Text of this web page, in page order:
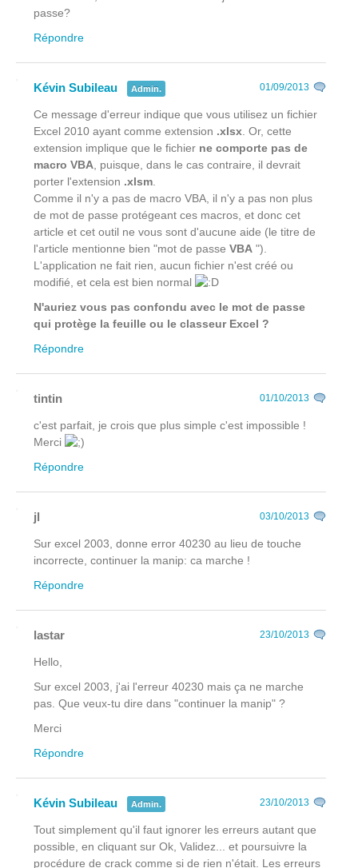
passe?
Répondre
Kévin Subileau Admin. 01/09/2013
Ce message d'erreur indique que vous utilisez un fichier
Excel 2010 ayant comme extension .xlsx . Or, cette
extension implique que le fichier ne comporte pas de
macro VBA , puisque, dans le cas contraire, il devrait
porter l'extension .xlsm
Comme il n'y a pas de macro VBA, il n'y a pas non plus
de mot de passe protégeant ces macros, et donc cet
article et cet outil ne vous sont d'aucune aide (le titre de
l'article mentionne bien "mot de passe VBA ").
L'application ne fait rien, aucun fichier n'est créé ou
modifié, et cela est bien normal
N'auriez vous pas confondu avec le mot de passe
qui protège la feuille ou le classeur Excel ?
Répondre
tintin 01/10/2013
c'est parfait, je crois que plus simple c'est impossible !
Merci
Répondre
jl 03/10/2013
Sur excel 2003, donne error 40230 au lieu de touche
incorrecte, continuer la manip: ca marche !
Répondre
lastar 23/10/2013
Hello,
Sur excel 2003, j'ai l'erreur 40230 mais ça ne marche
pas. Que veux-tu dire dans "continuer la manip" ?
Merci
Répondre
Kévin Subileau Admin. 23/10/2013
Tout simplement qu'il faut ignorer les erreurs autant que
possible, en cliquant sur Ok, Validez... et poursuivre la
procédure de crack comme si de rien n'était. Les erreurs